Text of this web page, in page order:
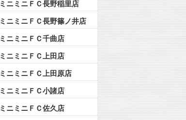
ミニミニＦＣ長野稲里店
ミニミニＦＣ長野篠ノ井店
ミニミニＦＣ千曲店
ミニミニＦＣ上田店
ミニミニＦＣ上田原店
ミニミニＦＣ小諸店
ミニミニＦＣ佐久店